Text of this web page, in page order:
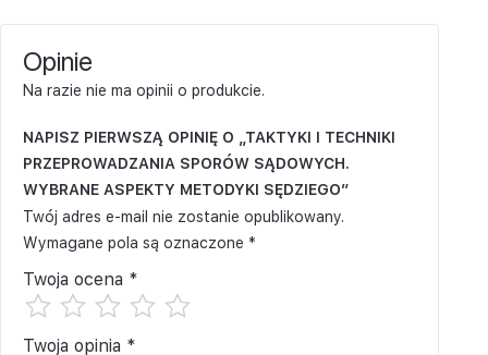
Opinie
Na razie nie ma opinii o produkcie.
NAPISZ PIERWSZĄ OPINIĘ O „TAKTYKI I TECHNIKI
PRZEPROWADZANIA SPORÓW SĄDOWYCH.
WYBRANE ASPEKTY METODYKI SĘDZIEGO”
Twój adres e-mail nie zostanie opublikowany.
Wymagane pola są oznaczone *
Twoja ocena *
Twoja opinia *